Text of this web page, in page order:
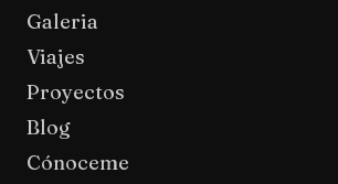
Galeria
Viajes
Proyectos
Blog
Cónoceme